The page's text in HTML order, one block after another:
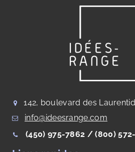
142, boulevard des
info@ideesrange.com
(450) 975-7862 / (800)